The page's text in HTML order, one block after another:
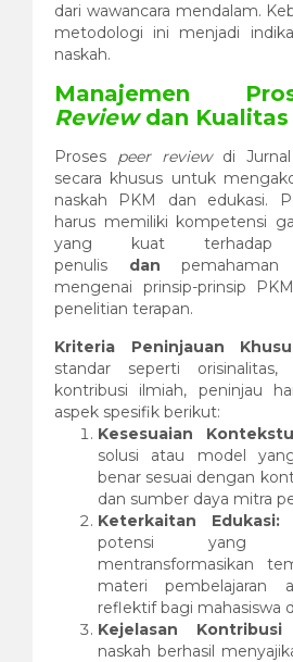
dari wawancara mendalam.
metodologi ini menjadi
naskah.
Manajemen
Reviewdan Kualitas
Proses peer reviewdi Jurnal
secara khusus untuk
naskah PKM dan edukasi.
harus memiliki kompetensi
yang kuat terhadap
penulis dan pemahaman
mengenai prinsip-prinsip
penelitian terapan.
Kriteria Peninjauan
standar seperti
kontribusi ilmiah, peninjau
aspek spesifik berikut:
Kesesuaian
solusi atau model
benar sesuai dengan
dan sumber daya mitra
Keterkaitan Edukasi:
potensi yang
mentransformasikan
materi pembelajaran
reflektif bagi mahasiswa
Kejelasan Kontribusi
naskah berhasil